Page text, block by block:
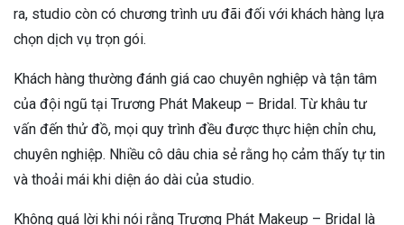
ra, studio còn có chương trình ưu đãi đối với khách hàng lựa
chọn dịch vụ trọn gói.
Khách hàng thường đánh giá cao chuyên nghiệp và tận tâm
của đội ngũ tại Trương Phát Makeup – Bridal. Từ khâu tư
vấn đến thử đồ, mọi quy trình đều được thực hiện chỉn chu,
chuyên nghiệp. Nhiều cô dâu chia sẻ rằng họ cảm thấy tự tin
và thoải mái khi diện áo dài của studio.
Không quá lời khi nói rằng Trương Phát Makeup – Bridal là